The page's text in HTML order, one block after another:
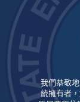
我們恭敬
統擁有者